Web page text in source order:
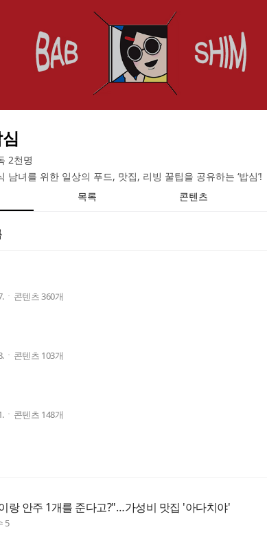
2천명
남녀를 위한 일상의 푸드, 맛집, 리빙 꿀팁을 공유하는 ‘밥심’!
목록 콘텐츠
콘텐츠360개
콘텐츠 103개
콘텐츠 148개
랑 안주 1개를 준다고?"…가성비 맛집 '아다치야'
5